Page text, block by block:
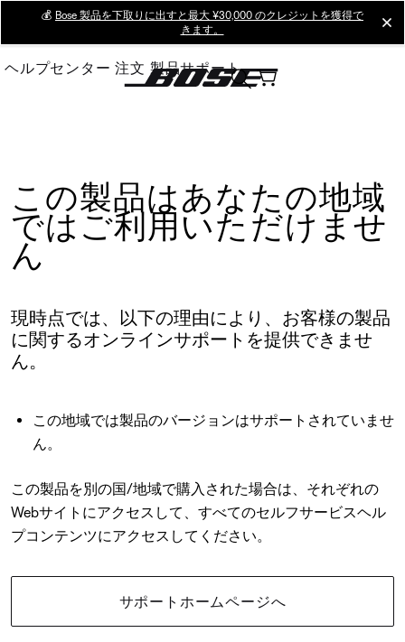
Main
💰 Bose 製品を下取りに出すと最大 ¥30,000 のクレジットを獲得で
きます。
ヘルプセンター 注文 製品サポート
この製品はあなたの地域
ではご利用いただけませ
ん
現時点では、以下の理由により、お客様の製品
に関するオンラインサポートを提供できませ
ん。
この地域では製品のバージョンはサポートされていませ
ん。
この製品を別の国/地域で購入された場合は、それぞれの
Webサイトにアクセスして、すべてのセルフサービスヘル
プコンテンツにアクセスしてください。
サポートホームページへ